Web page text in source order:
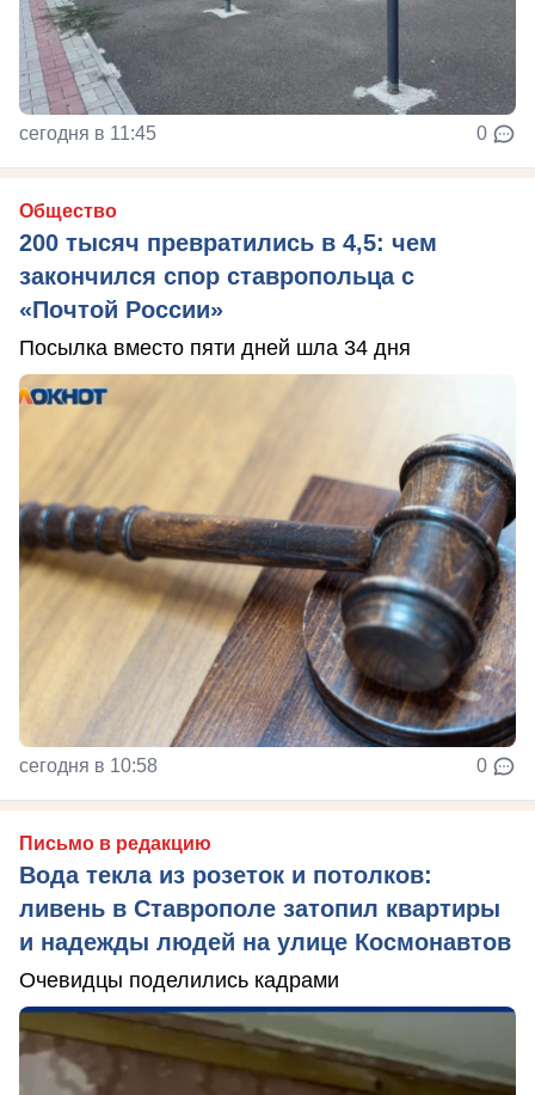
сегодня в 11:45 0
Общество
200 тысяч превратились в 4,5: чем
закончился спор ставропольца с
«Почтой России»
Посылка вместо пяти дней шла 34 дня
сегодня в 10:58 0
Письмо в редакцию
Вода текла из розеток и потолков:
ливень в Ставрополе затопил квартиры
и надежды людей на улице Космонавтов
Очевидцы поделились кадрами